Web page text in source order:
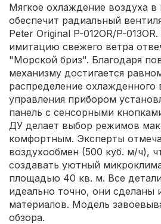
Мягкое охлаждение воздуха
обеспечит радиальный
Peter Original P-012OR/P-
имитацию свежего ветра
"Морской бриз". Благодаря
механизму достигается
распределение охлажденного
управления прибором
панель с сенсорными
ДУ делает выбор режимов
комфортным. Эксперты
воздухообмен (500 куб. м/ч),
создавать уютный
площадью 40 кв. м. Все
идеально точно, они сделаны
материалов. Модель
обзора.